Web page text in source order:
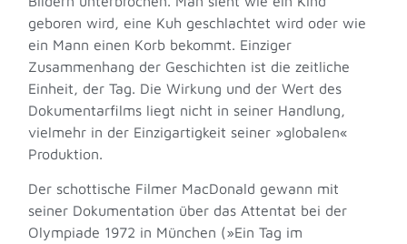
geboren wird, eine Kuh geschlachtet wird oder wie
ein Mann einen Korb bekommt. Einziger
Zusammenhang der Geschichten ist die zeitliche
Einheit, der Tag. Die Wirkung und der Wert des
Dokumentarfilms liegt nicht in seiner Handlung,
vielmehr in der Einzigartigkeit seiner »globalen«
Produktion.
Der schottische Filmer MacDonald gewann mit
seiner Dokumentation über das Attentat bei der
Olympiade 1972 in München (»Ein Tag im